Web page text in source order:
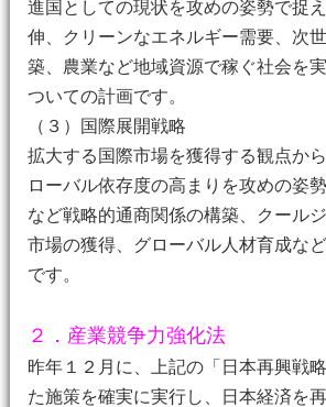
進国としての現状を攻めの姿勢で捉
伸、クリーンなエネルギー需要、次
築、農業など地域資源で稼ぐ社会を
ついての計画です。
（３）国際展開戦略
拡大する国際市場を獲得する観点か
ローバル依存度の高まりを攻めの姿
など戦略的通商関係の構築、クール
市場の獲得、グローバル人材育成な
です。
２．産業競争力強化法
昨年１２月に、上記の「日本再興戦
た施策を確実に実行し、日本経済を